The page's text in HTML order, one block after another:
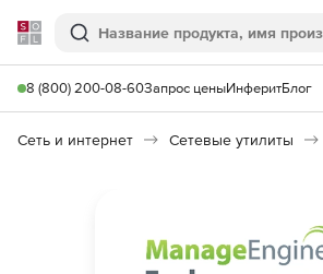
Softline
Поиск
8 (800) 200-08-60Запрос ценыИнферитБлог
Сеть и интернет Сетевые утилиты